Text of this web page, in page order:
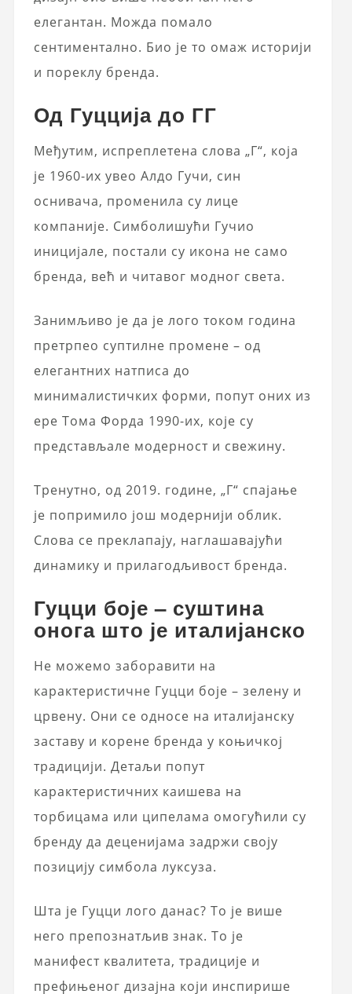
елегантан. Можда помало
сентиментално. Био је то омаж историји
и пореклу бренда.
Од Гуцција до ГГ
Међутим, испреплетена слова „Г“, која
је 1960-их увео Алдо Гучи, син
оснивача, променила су лице
компаније. Симболишући Гучио
иницијале, постали су икона не само
бренда, већ и читавог модног света.
Занимљиво је да је лого током година
претрпео суптилне промене – од
елегантних натписа до
минималистичких форми, попут оних из
ере Тома Форда 1990-их, које су
представљале модерност и свежину.
Тренутно, од 2019. године, „Г“ спајање
је попримило још модернији облик.
Слова се преклапају, наглашавајући
динамику и прилагодљивост бренда.
Гуцци боје – суштина
онога што је италијанско
Не можемо заборавити на
карактеристичне Гуцци боје – зелену и
црвену. Они се односе на италијанску
заставу и корене бренда у коњичкој
традицији. Детаљи попут
карактеристичних каишева на
торбицама или ципелама омогућили су
бренду да деценијама задржи своју
позицију симбола луксуза.
Шта је Гуцци лого данас? То је више
него препознатљив знак. То је
манифест квалитета, традиције и
префињеног дизајна који инспирише